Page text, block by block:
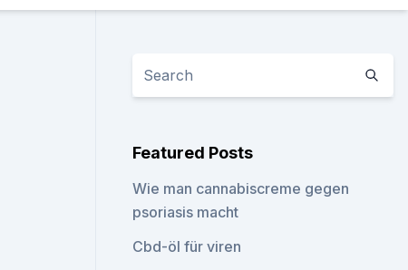
Featured Posts
Wie man cannabiscreme gegen
psoriasis macht
Cbd-öl für viren